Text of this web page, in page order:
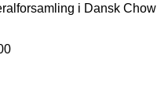
i Dansk Chow